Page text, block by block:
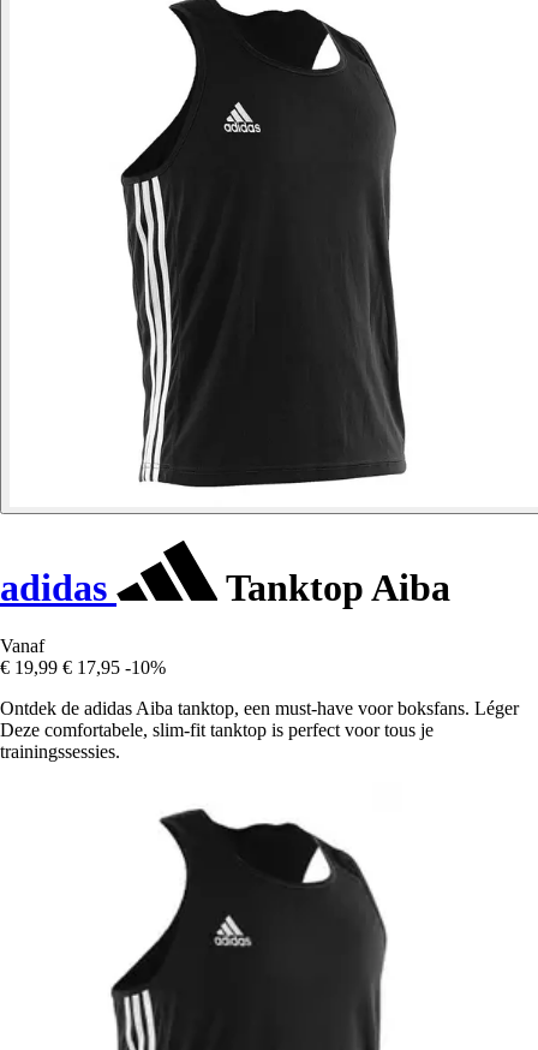
adidas Tanktop Aiba
Vanaf
€ 19,99 € 17,95 -10%
Ontdek de adidas Aiba tanktop, een must-have voor boksfans. Léger
Deze comfortabele, slim-fit tanktop is perfect voor tous je
trainingssessies.